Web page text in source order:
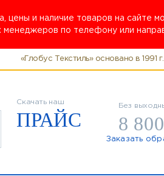
цены и наличие товаров на сайте
по телефону или
«Глобус Текстиль» основано в 1991 г.
Скачать наш
ПРАЙС
Без
8 800
Заказать